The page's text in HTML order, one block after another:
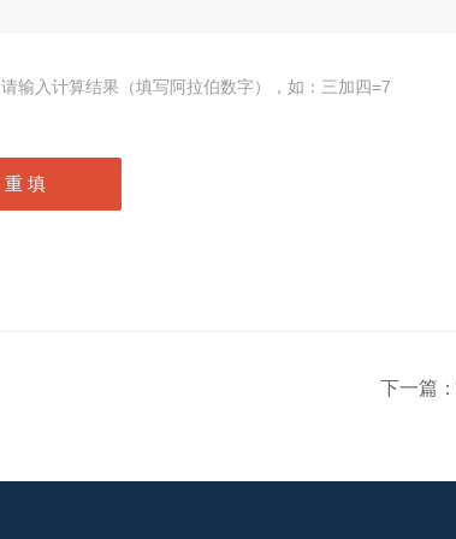
请输入计算结果（填写阿拉伯数字），如：三加四=7
下一篇：